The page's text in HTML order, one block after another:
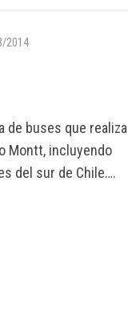
2014
de buses que realiza
Montt, incluyendo
del sur de Chile….